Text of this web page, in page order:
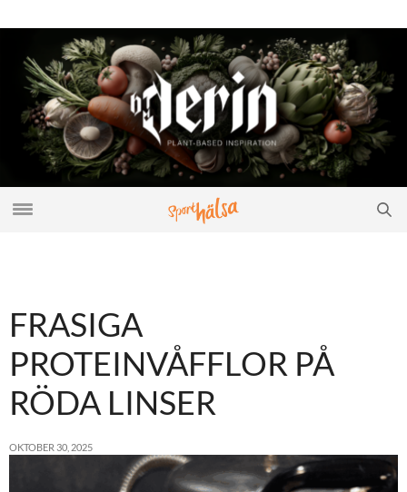
FRASIGA
PROTEINVÅFFLOR PÅ
RÖDA LINSER
OKTOBER 30, 2025